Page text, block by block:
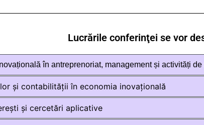
Lucrările conferinţei se vor
în antreprenoriat, management și activități de
și contabilității în economia inovațională
și cercetări aplicative